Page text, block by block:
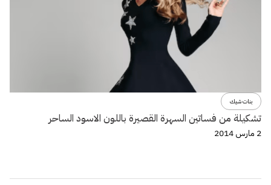
بنات شيك
تشكيلة من فساتين السهرة القصيرة باللون الاسود الساحر
2 مارس 2014